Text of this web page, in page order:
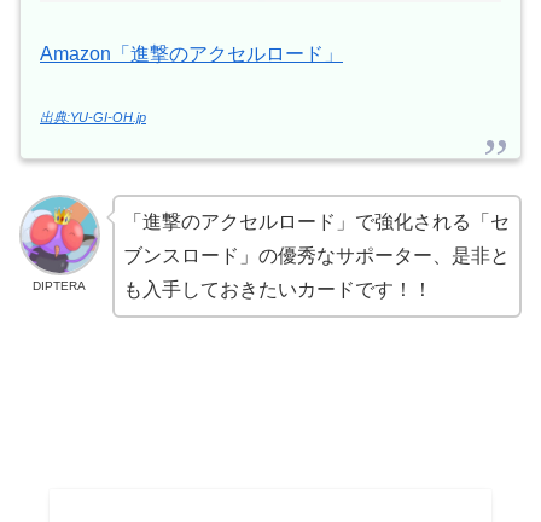
Amazon「進撃のアクセルロード」
出典:YU-GI-OH.jp
DIPTERA
「進撃のアクセルロード」で強化される「セ
ブンスロード」の優秀なサポーター、是非と
も入手しておきたいカードです！！